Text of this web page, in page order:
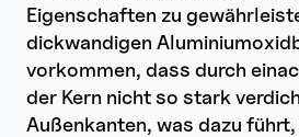
Eigenschaften zu
dickwandigen
vorkommen, dass durch
der Kern nicht so stark
Außenkanten, was dazu